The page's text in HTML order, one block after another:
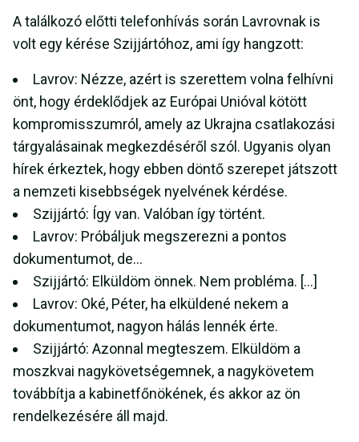
A találkozó előtti telefonhívás során Lavrovnak is
volt egy kérése Szijjártóhoz, ami így hangzott:
Lavrov: Nézze, azért is szerettem volna felhívni
önt, hogy érdeklődjek az Európai Unióval kötött
kompromisszumról, amely az Ukrajna csatlakozási
tárgyalásainak megkezdéséről szól. Ugyanis olyan
hírek érkeztek, hogy ebben döntő szerepet játszott
a nemzeti kisebbségek nyelvének kérdése.
Szijjártó: Így van. Valóban így történt.
Lavrov: Próbáljuk megszerezni a pontos
dokumentumot, de…
Szijjártó: Elküldöm önnek. Nem probléma. […]
Lavrov: Oké, Péter, ha elküldené nekem a
dokumentumot, nagyon hálás lennék érte.
Szijjártó: Azonnal megteszem. Elküldöm a
moszkvai nagykövetségemnek, a nagykövetem
továbbítja a kabinetfőnökének, és akkor az ön
rendelkezésére áll majd.